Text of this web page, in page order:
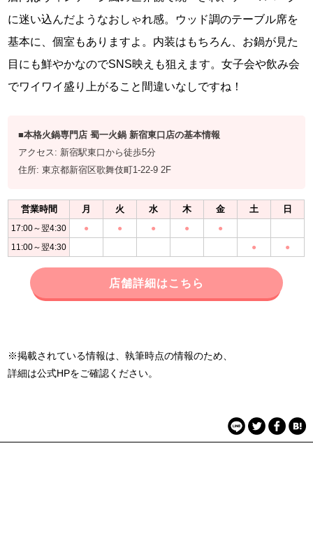
に迷い込んだようなおしゃれ感。ウッド調のテーブル席を
基本に、個室もありますよ。内装はもちろん、お鍋が見た
目にも鮮やかなのでSNS映えも狙えます。女子会や飲み会
でワイワイ盛り上がること間違いなしですね！
■本格火鍋専門店 蜀一火鍋 新宿東口店の基本情報
アクセス: 新宿駅東口から徒歩5分
住所: 東京都新宿区歌舞伎町1-22-9 2F
営業時間 月 火 水 木 金 土
日
17:00～翌4:30
● ● ● ●
●
11:00～翌4:30
● ●
店舗詳細はこちら
※掲載されている情報は、執筆時点の情報のため、
詳細は公式HPをご確認ください。